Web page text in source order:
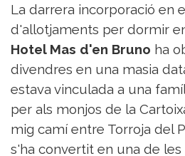
La darrera incorporació en
d'allotjaments per dormir
Hotel Mas d'en Bruno ha
divendres en una masia
estava vinculada a una
per als monjos de la
mig camí entre Torroja del
s'ha convertit en una de